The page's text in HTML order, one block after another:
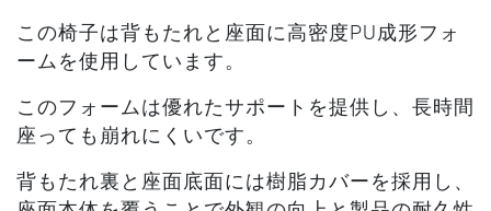
この椅子は背もたれと座面に高密度PU成形フォ
ームを使用しています。
このフォームは優れたサポートを提供し、長時間
座っても崩れにくいです。
背もたれ裏と座面底面には樹脂カバーを採用し、